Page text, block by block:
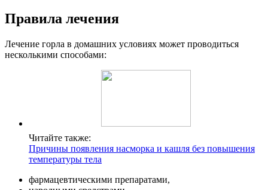
Правила лечения
Лечение горла в домашних условиях может проводиться
несколькими способами:
Читайте также:
Причины появления насморка и кашля без повышения
температуры тела
фармацевтическими препаратами,